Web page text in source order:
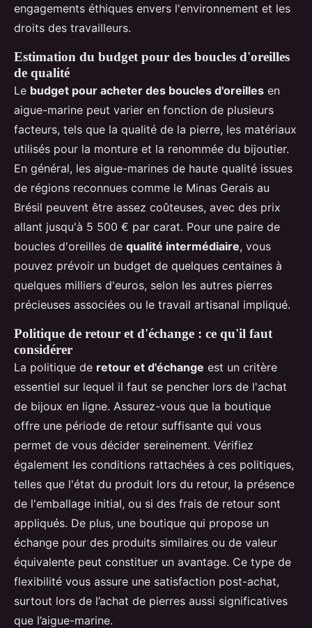
engagements éthiques envers l'environnement et les
droits des travailleurs.
Estimation du budget pour des boucles d'oreilles
de qualité
Le budget pour acheter des boucles d'oreilles en
aigue-marine peut varier en fonction de plusieurs
facteurs, tels que la qualité de la pierre, les matériaux
utilisés pour la monture et la renommée du bijoutier.
En général, les aigue-marines de haute qualité issues
de régions reconnues comme le Minas Gerais au
Brésil peuvent être assez coûteuses, avec des prix
allant jusqu'à 5 500 € par carat. Pour une paire de
boucles d'oreilles de qualité intermédiaire, vous
pouvez prévoir un budget de quelques centaines à
quelques milliers d'euros, selon les autres pierres
précieuses associées ou le travail artisanal impliqué.
Politique de retour et d'échange : ce qu'il faut
considérer
La politique de retour et d'échange est un critère
essentiel sur lequel il faut se pencher lors de l'achat
de bijoux en ligne. Assurez-vous que la boutique
offre une période de retour suffisante qui vous
permet de vous décider sereinement. Vérifiez
également les conditions rattachées à ces politiques,
telles que l'état du produit lors du retour, la présence
de l'emballage initial, ou si des frais de retour sont
appliqués. De plus, une boutique qui propose un
échange pour des produits similaires ou de valeur
équivalente peut constituer un avantage. Ce type de
flexibilité vous assure une satisfaction post-achat,
surtout lors de l’achat de pierres aussi significatives
que l’aigue-marine.